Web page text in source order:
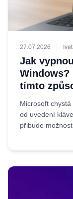
27.07.2026
Jak
Windows?
tímto
Microsoft
od uvedení
přibude možnost